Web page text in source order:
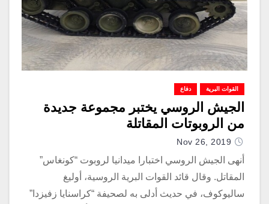
القوات البرية دفاع
الجيش الروسي يختبر مجموعة جديدة
من الروبوتات المقاتلة
Nov 26, 2019
أنهى الجيش الروسي اختبارا ميدانيا لروبوت “كونغاس”
المقاتل. وقال قائد القوات البرية الروسية، أوليغ
ساليوكوف، في حديث أدلى به لصحيفة “كراسنايا زفيزدا”